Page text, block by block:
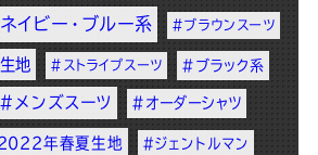
イビー・ブルー系 #ブラウンスーツ
地 #ストライプスーツ #ブラック系
#メンズスーツ #オーダーシャツ
年春夏生地 #ジェントルマン